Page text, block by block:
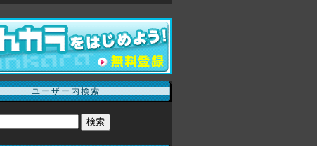
ユーザー内検索